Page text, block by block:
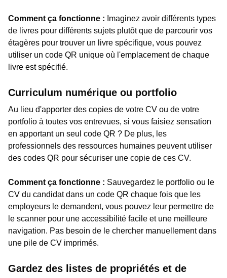
Comment ça fonctionne : Imaginez avoir différents types
de livres pour différents sujets plutôt que de parcourir vos
étagères pour trouver un livre spécifique, vous pouvez
utiliser un code QR unique où l'emplacement de chaque
livre est spécifié.
Curriculum numérique ou portfolio
Au lieu d'apporter des copies de votre CV ou de votre
portfolio à toutes vos entrevues, si vous faisiez sensation
en apportant un seul code QR ? De plus, les
professionnels des ressources humaines peuvent utiliser
des codes QR pour sécuriser une copie de ces CV.
Comment ça fonctionne : Sauvegardez le portfolio ou le
CV du candidat dans un code QR chaque fois que les
employeurs le demandent, vous pouvez leur permettre de
le scanner pour une accessibilité facile et une meilleure
navigation. Pas besoin de le chercher manuellement dans
une pile de CV imprimés.
Gardez des listes de propriétés et de